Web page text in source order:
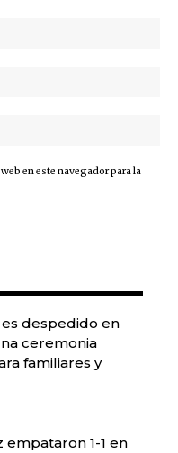
en este navegador para la
despedido en
ceremonia
familiares y
empataron 1-1 en